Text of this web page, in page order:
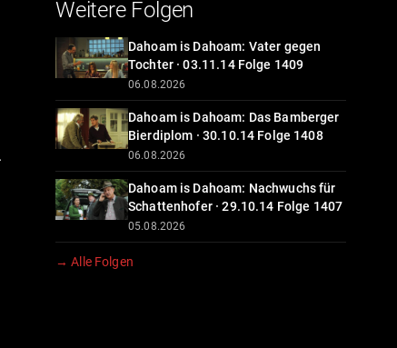
Weitere Folgen
Dahoam is Dahoam: Vater gegen
Tochter · 03.11.14 Folge 1409
06.08.2026
Dahoam is Dahoam: Das Bamberger
Bierdiplom · 30.10.14 Folge 1408
06.08.2026
Dahoam is Dahoam: Nachwuchs für
Schattenhofer · 29.10.14 Folge 1407
05.08.2026
→ Alle Folgen